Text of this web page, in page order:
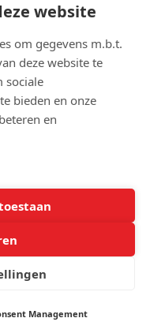
website
om gegevens m.b.t.
deze website te
sociale
bieden en onze
en
Management
voorbehouden.